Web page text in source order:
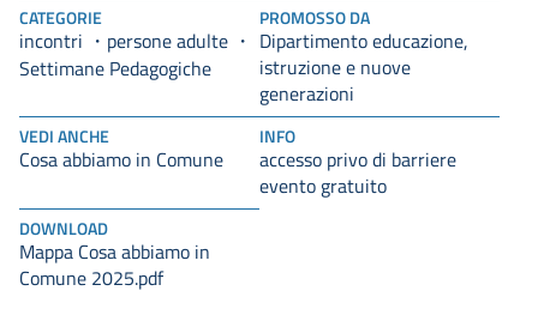
CATEGORIE
incontri
persone adulte
Settimane Pedagogiche
PROMOSSO DA
Dipartimento educazione,
istruzione e nuove
generazioni
VEDI ANCHE
Cosa abbiamo in Comune
INFO
accesso privo di barriere
evento gratuito
DOWNLOAD
Mappa Cosa abbiamo in
Comune 2025.pdf